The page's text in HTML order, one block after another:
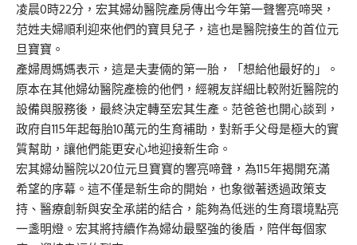
凌晨0時22分，宏其婦幼醫院產房傳出今年第一聲響亮啼哭，
范姓夫婦順利迎來他們的寶貝兒子，這也是醫院接生的首位元
旦寶寶。
產婦周媽媽表示，這是夫妻倆的第一胎，「想給他最好的」。
原本在其他婦幼醫院產檢的他們，經親友詳細比較附近醫院的
設備與服務後，最終決定轉至宏其生產。范爸爸也開心談到，
政府自115年起每胎10萬元的生育補助，對新手父母是極大的實
質幫助，讓他們能更安心地迎接新生命。
宏其婦幼醫院以20位元旦寶寶的響亮啼聲，為115年揭開充滿
希望的序幕。這不僅是新生命的開始，也象徵著透過政策支
持、醫療創新與安全承諾的結合，能夠為低迷的生育環境點亮
一盞明燈。宏其將持續作為婦幼最堅強的後盾，陪伴每個家